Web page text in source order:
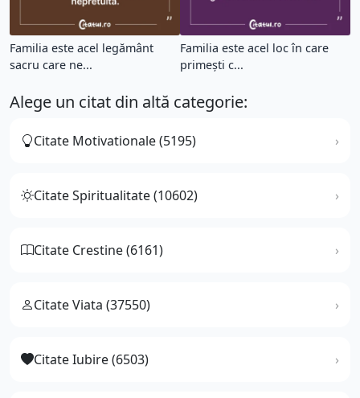
Familia este acel legământ
sacru care ne...
Familia este acel loc în care
primești c...
Alege un citat din altă categorie:
Citate Motivationale (5195)
Citate Spiritualitate (10602)
Citate Crestine (6161)
Citate Viata (37550)
Citate Iubire (6503)